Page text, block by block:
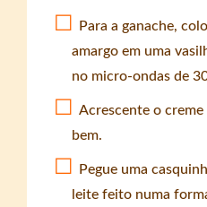
Para a ganache,
amargo em uma
no micro-ondas de
Acrescente o
bem.
Pegue uma
leite feito numa